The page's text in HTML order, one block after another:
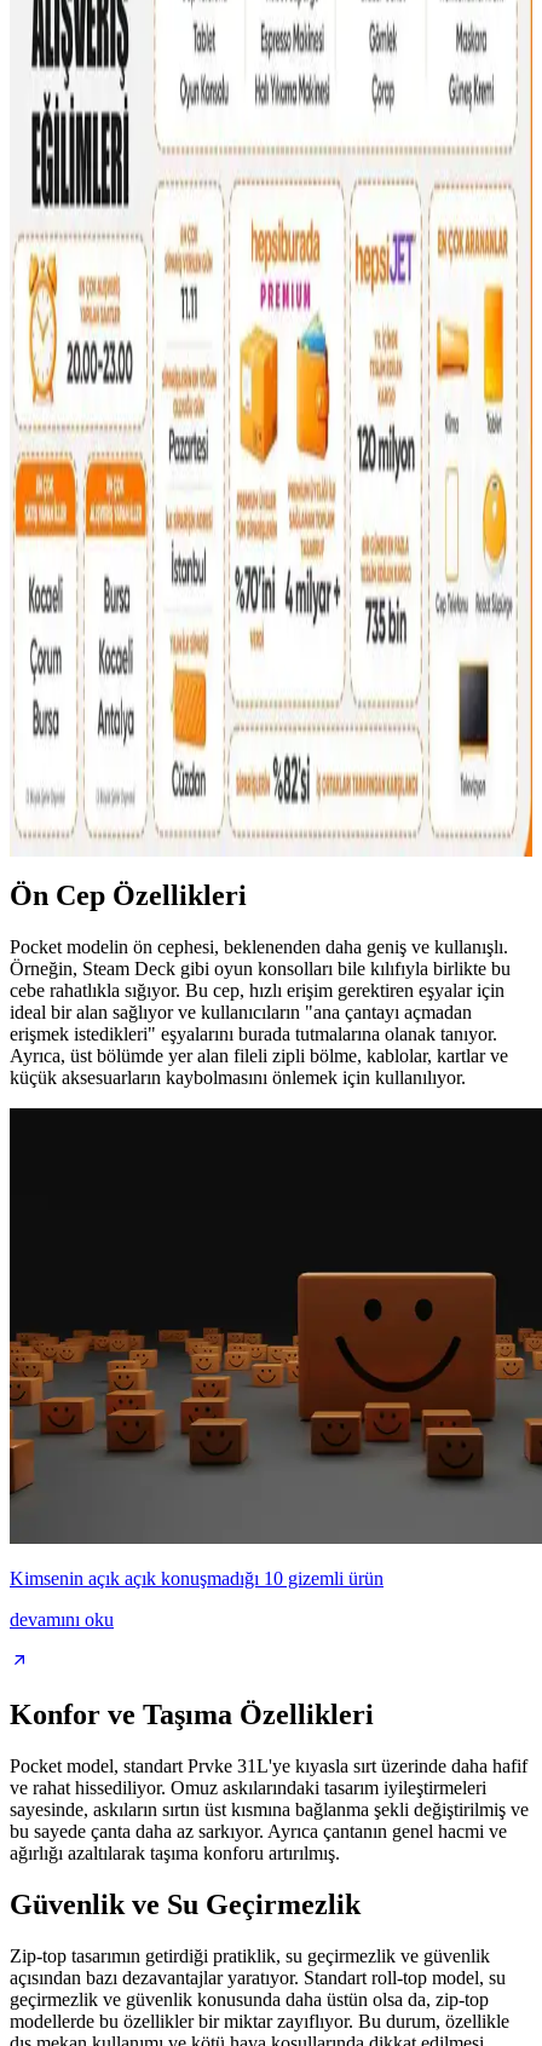
Dooney & Bourke Janine Çantası: Dayanıklı Deri
Tasarımı ve Piyasa Değeri Analizi
Dooney & Bourke Janine çantası, dayanıklı deri yapısı ve şık
tasarımıyla günlük kullanım ve seyahat için ideal. İkinci el
piyasasında uygun fiyatlı, manevi değeri yüksek bir seçenek sunar.
Çocukça Bulunan Çanta Tasarımları ve Stil
Algısının Sosyal ve Kültürel Boyutları
Çanta tasarımlarında renkli ve neşeli modellerin 'çocukça' algısı,
bireysel ifade ve kültürel farklılıklarla şekillenir. Stil, özgünlük ve
mutlulukla anlam kazanır.
16 Litrelik Kanken Sırt Çantasıyla 4 Gün 4 Gece
Minimalist Seyahat Planlama
16 litrelik Kanken sırt çantasıyla 4 gün 4 gece minimalist seyahat
için teknoloji, kişisel bakım ve giysi eşyalarının düzenli ve hafif
paketlenmesi anlatılıyor. Beden ve ihtiyaçlara göre esneklik
vurgulanıyor.
Kişisel Özelliklerle Çanta Seçimi: İsim, İnisiyal ve
Anlamlı Detayların Önemi
İsim, inisiyal ve kişisel sembollerle bağlantılı çanta seçimi,
kullanıcıların kendilerini ifade etme biçimini yansıtır. Doğum yılı,
favori renk ve ilgi alanları da seçimleri etkiler.
2026 İlk Çeyrek Reddit Çanta Satış ve Takas
Piyasası İncelemesi ve Güvenlik Önlemleri
2026'nın ilk çeyreğinde Reddit'te çanta satış ve takasında kullanıcılar
ürün durumu, fiyatlandırma ve güvenli ödeme yöntemlerine dikkat
ediyor. Popüler markalar ve dolandırıcılık uyarıları öne çıkıyor.
Ön Cep Özellikleri
Pocket modelin ön cephesi, beklenenden daha geniş ve kullanışlı.
Örneğin, Steam Deck gibi oyun konsolları bile kılıfıyla birlikte bu
cebe rahatlıkla sığıyor. Bu cep, hızlı erişim gerektiren eşyalar için
ideal bir alan sağlıyor ve kullanıcıların "ana çantayı açmadan
erişmek istedikleri" eşyalarını burada tutmalarına olanak tanıyor.
Ayrıca, üst bölümde yer alan fileli zipli bölme, kablolar, kartlar ve
küçük aksesuarların kaybolmasını önlemek için kullanılıyor.
Kimsenin açık açık konuşmadığı 10 gizemli ürün
devamını oku
Konfor ve Taşıma Özellikleri
Pocket model, standart Prvke 31L'ye kıyasla sırt üzerinde daha hafif
ve rahat hissediliyor. Omuz askılarındaki tasarım iyileştirmeleri
sayesinde, askıların sırtın üst kısmına bağlanma şekli değiştirilmiş ve
bu sayede çanta daha az sarkıyor. Ayrıca çantanın genel hacmi ve
ağırlığı azaltılarak taşıma konforu artırılmış.
Güvenlik ve Su Geçirmezlik
Zip-top tasarımın getirdiği pratiklik, su geçirmezlik ve güvenlik
açısından bazı dezavantajlar yaratıyor. Standart roll-top model, su
geçirmezlik ve güvenlik konusunda daha üstün olsa da, zip-top
modellerde bu özellikler bir miktar zayıflıyor. Bu durum, özellikle